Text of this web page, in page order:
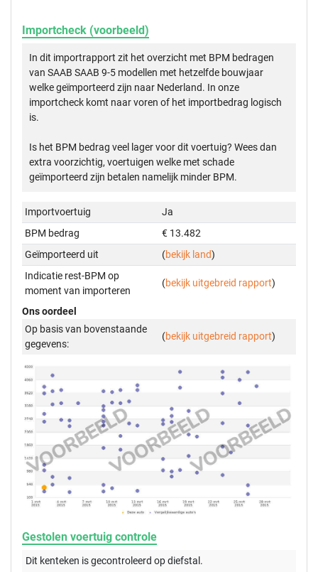
Importcheck (voorbeeld)
In dit importrapport zit het overzicht met BPM bedragen
van SAAB SAAB 9-5 modellen met hetzelfde bouwjaar
welke geïmporteerd zijn naar Nederland. In onze
importcheck komt naar voren of het importbedrag logisch
is.
Is het BPM bedrag veel lager voor dit voertuig? Wees dan
extra voorzichtig, voertuigen welke met schade
geïmporteerd zijn betalen namelijk minder BPM.
Importvoertuig
Ja
BPM bedrag
€ 13.482
Geïmporteerd uit
(bekijk land)
Indicatie rest-BPM op
moment van importeren
(bekijk uitgebreid rapport)
Ons oordeel
Op basis van bovenstaande
gegevens:
(bekijk uitgebreid rapport)
Gestolen voertuig controle
Dit kenteken is gecontroleerd opdiefstal.